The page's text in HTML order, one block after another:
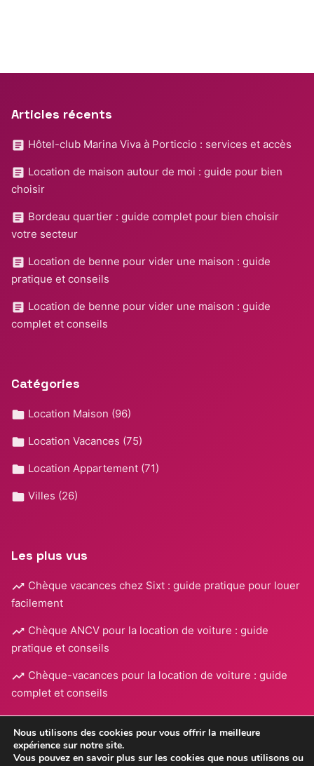
Articles récents
Hôtel-club Marina Viva à Porticcio : services et accès
Location de maison autour de moi : guide pour bien
choisir
Bordeau quartier : guide complet pour bien choisir
votre secteur
Location de benne pour vider une maison : guide
pratique et conseils
Location de benne pour vider une maison : guide
complet et conseils
Catégories
Location Maison (96)
Location Vacances (75)
Location Appartement (71)
Villes (26)
Les plus vus
Chèque vacances chez Sixt : guide pratique pour louer
facilement
Chèque ANCV pour la location de voiture : guide
pratique et conseils
Chèque-vacances pour la location de voiture : guide
complet et conseils
Nous utilisons des cookies pour vous offrir la meilleure
expérience sur notre site.
Vous pouvez en savoir plus sur les cookies que nous utilisons ou